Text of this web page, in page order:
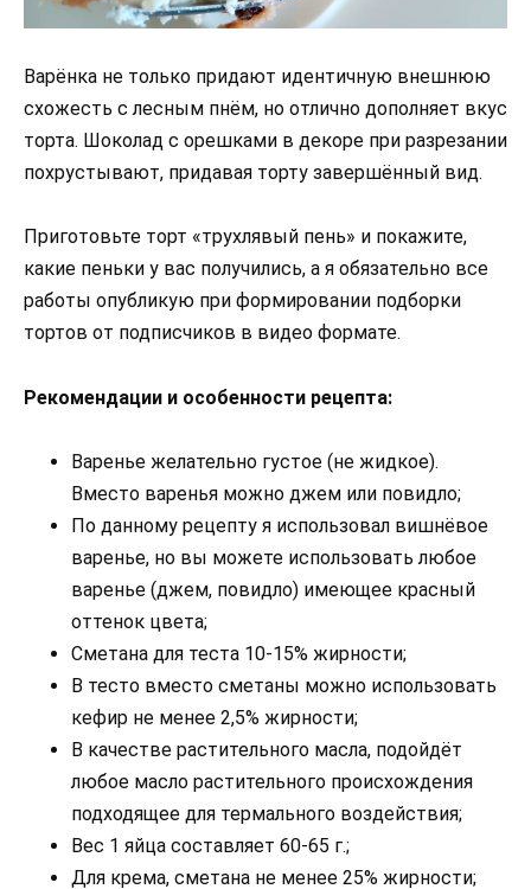
Варёнка не только придают идентичную внешнюю
схожесть с лесным пнём, но отлично дополняет вкус
торта. Шоколад с орешками в декоре при разрезании
похрустывают, придавая торту завершённый вид.
Приготовьте торт «трухлявый пень» и покажите,
какие пеньки у вас получились, а я обязательно все
работы опубликую при формировании подборки
тортов от подписчиков в видео формате.
Рекомендации и особенности рецепта:
Варенье желательно густое (не жидкое).
Вместо варенья можно джем или повидло;
По данному рецепту я использовал вишнёвое
варенье, но вы можете использовать любое
варенье (джем, повидло) имеющее красный
оттенок цвета;
Сметана для теста 10-15% жирности;
В тесто вместо сметаны можно использовать
кефир не менее 2,5% жирности;
В качестве растительного масла, подойдёт
любое масло растительного происхождения
подходящее для термального воздействия;
Вес 1 яйца составляет 60-65 г.;
Для крема, сметана не менее 25% жирности;